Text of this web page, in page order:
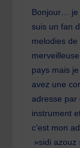
Bonjour… je
suis un fan
melodies de
pays mais
avez une
adresse par
instrument
c’est mon
»sidi